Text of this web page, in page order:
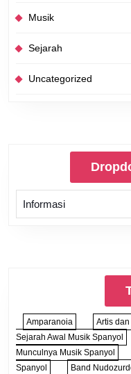
Musik
Sejarah
Uncategorized
Amparanoia Artis
Sejarah Awal Musik Spanyol
Munculnya Musik Spanyol
Spanyol
Band